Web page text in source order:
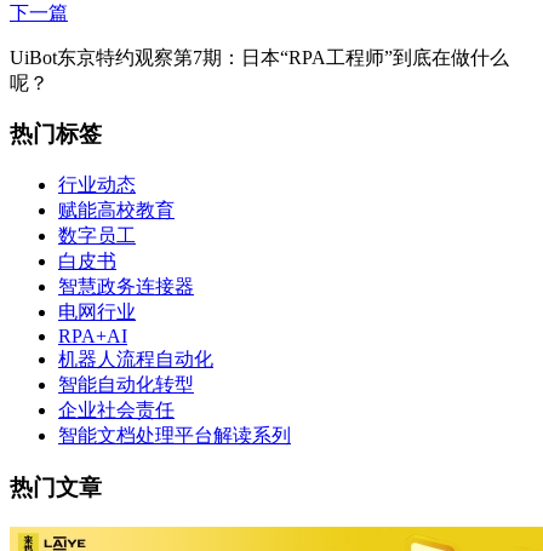
下一篇
UiBot东京特约观察第7期：日本“RPA工程师”到底在做什么
呢？
热门标签
行业动态
赋能高校教育
数字员工
白皮书
智慧政务连接器
电网行业
RPA+AI
机器人流程自动化
智能自动化转型
企业社会责任
智能文档处理平台解读系列
热门文章